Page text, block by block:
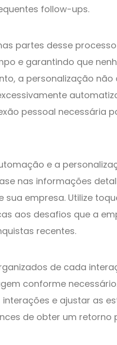
follow-ups.
partes desse
e garantindo que
a personalização
pessoal necessária
e a
nas informações
sua empresa. Utilize
aos desafios que a
recentes.
de cada
conforme
e ajustar as
de obter um retorno